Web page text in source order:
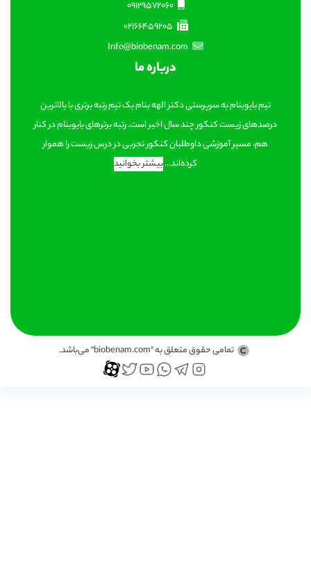
09129572060
درباره ما
تیم بایوبنام به سرپرستی دکتر الهه بنام یک تیم رتبه برتری با بالاترین
درصدهای زیست کنکور چند سال اخیر است. رتبه برترهای بایوبنام در کنار
هم، مسیر آموزشی داوطلبان کنکور تجربی در درس زیست را هموار
کرده‌اند...بیشتر بخوانید
تمامی حقوق متعلق به "biobenam.com" می‌باشد.